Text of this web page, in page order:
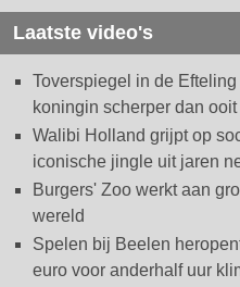
Laatste video's
Toverspiegel in de
koningin scherper dan ooit
Walibi Holland grijpt op
iconische jingle uit jaren
Burgers' Zoo werkt aan
wereld
Spelen bij Beelen
euro voor anderhalf uur